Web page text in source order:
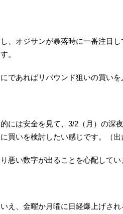
、オジサンが暴落時に一番注目
。
であればリバウンド狙いの買い
には安全を見て、3/2（月）の深
買いを検討したい感じです。（出
悪い数字が出ることを心配してい
え、金曜か月曜に日経爆上げさ